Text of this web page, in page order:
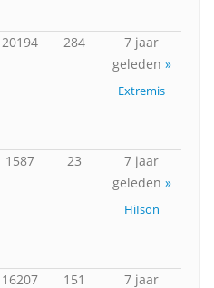
20194 284
7 jaar
geleden »
Extremis
1587 23
7 jaar
geleden »
HiIson
16207 151
7 jaar